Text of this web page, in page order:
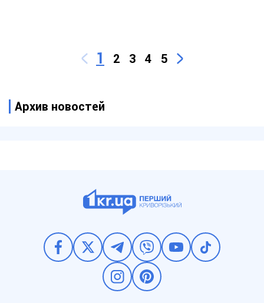
1 2 3 4 5
Архив новостей